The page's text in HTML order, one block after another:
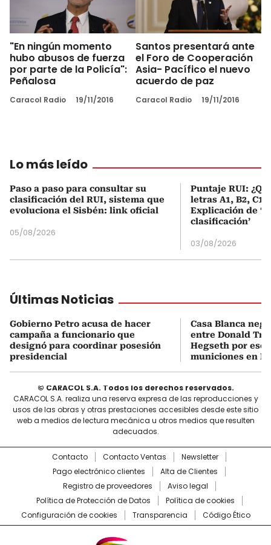
"En ningún momento
hubo abusos de fuerza
por parte de la Policía":
Peñalosa
Caracol Radio 19/11/2016
Santos presentará ante
el Foro de Cooperación
Asia- Pacífico el nuevo
acuerdo de paz
Caracol Radio 19/11/2016
Lo más leído
Paso a paso para consultar su
clasificación del RUI, sistema que
evoluciona el Sisbén: link oficial
05/08/2026
Puntaje RUI:
letras A1, B2, C1
Explicación de
clasificación’
03/08/2026
Últimas Noticias
Gobierno Petro acusa de hacer
campaña a funcionario que
designó para coordinar posesión
presidencial
Casa Blanca
entre Donald
Hegseth por
municiones en
© CARACOL S.A. Todos los derechos reservados.
CARACOL S.A. realiza una reserva expresa de las reproducciones y
usos de las obras y otras prestaciones accesibles desde este sitio
web a medios de lectura mecánica u otros medios que resulten
adecuados.
Contacto Contacto Ventas
Newsletter
Pago electrónico clientes
Alta de Clientes
Registro de proveedores
Aviso legal
Política de Protección de Datos
Política de cookies
Configuración de cookies
Transparencia Código Ético